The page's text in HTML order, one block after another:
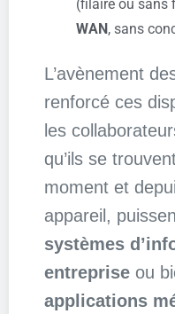
(filaire ou sans
WAN, sans
L’avènement
renforcé ces
les
qu’ils se
moment et
appareil,
systèmes
entreprise ou
applications